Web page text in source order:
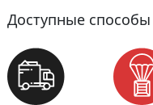
Доступные